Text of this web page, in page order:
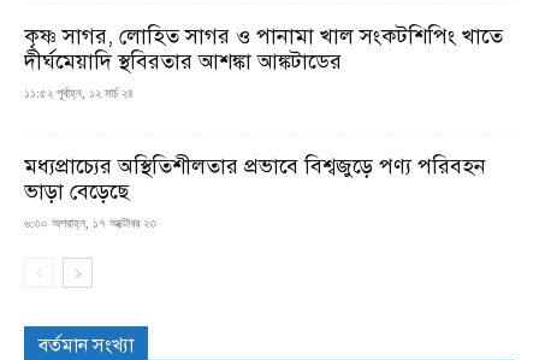
কৃষ্ণ সাগর, লোহিত সাগর ও পানামা খাল সংকটশিপিং খাতে
দীর্ঘমেয়াদি স্থবিরতার আশঙ্কা আঙ্কটাডের
১১:৫২ পূর্বাহ্ন, ১২ মার্চ ২৪
মধ্যপ্রাচ্যের অস্থিতিশীলতার প্রভাবে বিশ্বজুড়ে পণ্য পরিবহন
ভাড়া বেড়েছে
৬:৩০ অপরাহ্ন, ১৭ অক্টোবর ২৩
বর্তমান সংখ্যা